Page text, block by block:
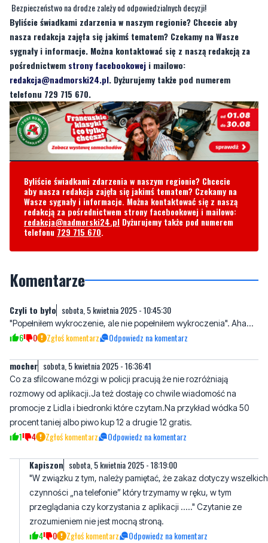
Bezpieczeństwo na drodze zależy od odpowiedzialnych decyzji!
Byliście świadkami zdarzenia w naszym regionie? Chcecie aby
nasza redakcja zajęła się jakimś tematem? Czekamy na Wasze
sygnały i informacje. Można kontaktować się z naszą redakcją za
pośrednictwem strony facebookowej i mailowo:
redakcja@nadmorski24.pl. Dyżurujemy także pod numerem
telefonu 729 715 670.
Byliście świadkami zdarzenia w naszym regionie? Chcecie
aby nasza redakcja zajęła się jakimś tematem? Czekamy na
Wasze sygnały i informacje. Można kontaktować się z naszą
redakcją za pośrednictwem strony facebookowej i mailowo:
redakcja@nadmorski24.pl Dyżurujemy także pod numerem
telefonu 729 715 670.
Komentarze
Czyli to było sobota, 5 kwietnia 2025 - 10:45:30
"Popełniłem wykroczenie, ale nie popełniłem wykroczenia". Aha...
6 0 Zgłoś komentarz Odpowiedz na komentarz
mocher sobota, 5 kwietnia 2025 - 16:36:41
Co za sfilcowane mózgi w policji pracują że nie rozróżniają
rozmowy od aplikacji.Ja też dostaję co chwile wiadomość na
promocje z Lidla i biedronki które czytam.Na przykład wódka 50
procent taniej albo piwo kup 12 a drugie 12 gratis.
1 4 Zgłoś komentarz Odpowiedz na komentarz
Kapiszon sobota, 5 kwietnia 2025 - 18:19:00
"W związku z tym, należy pamiętać, że zakaz dotyczy wszelkich
czynności „na telefonie” który trzymamy w ręku, w tym
przeglądania czy korzystania z aplikacji ....." Czytanie ze
zrozumieniem nie jest mocną stroną.
4 0 Zgłoś komentarz Odpowiedz na komentarz